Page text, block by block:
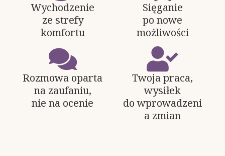
Wychodzenie
ze strefy
komfortu
Sięganie
po nowe
możliwości
Rozmowa oparta
na zaufaniu,
nie na ocenie
Twoja praca,
wysiłek
do wprowadzeni
a zmian